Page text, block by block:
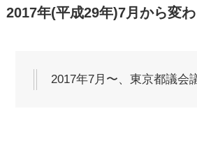
2017年(平成29年)7月から変
2017年7月〜、東京都議会